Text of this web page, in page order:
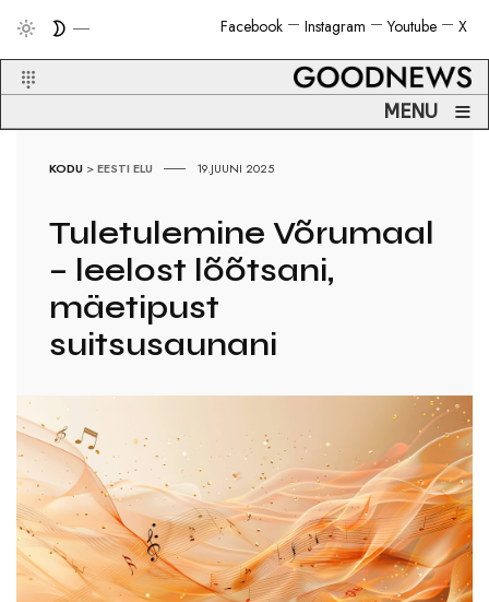
X
Youtube
Instagram
Facebook
MENU ≡
KODU >EESTI ELU 19.JUUNI 2025
Tuletulemine Võrumaal
– leelost lõõtsani,
mäetipust
suitsusaunani